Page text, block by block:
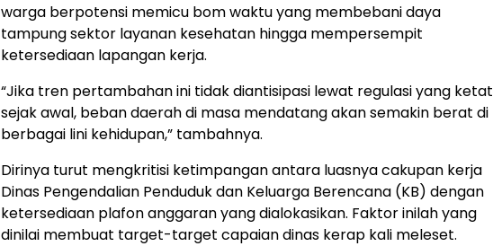
warga berpotensi memicu bom waktu yang membebani daya
tampung sektor layanan kesehatan hingga mempersempit
ketersediaan lapangan kerja.
​“Jika tren pertambahan ini tidak diantisipasi lewat regulasi yang ketat
sejak awal, beban daerah di masa mendatang akan semakin berat di
berbagai lini kehidupan,” tambahnya.
​Dirinya turut mengkritisi ketimpangan antara luasnya cakupan kerja
Dinas Pengendalian Penduduk dan Keluarga Berencana (KB) dengan
ketersediaan plafon anggaran yang dialokasikan. Faktor inilah yang
dinilai membuat target-target capaian dinas kerap kali meleset.